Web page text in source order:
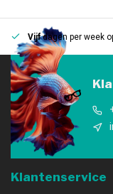
Vijfdagen per week
Klantenservice